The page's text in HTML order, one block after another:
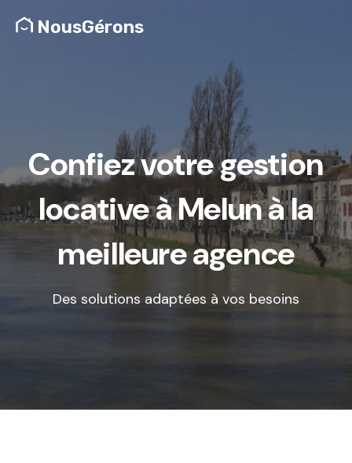
NousGérons
Confiez votre gestion
locative à Melun à la
meilleure agence
Des solutions adaptées à vos besoins